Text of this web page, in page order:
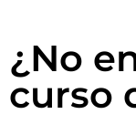
¿No
curso